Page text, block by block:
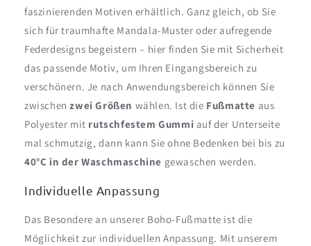
faszinierenden Motiven erhältlich. Ganz gleich, ob Sie
sich für traumhafte Mandala-Muster oder aufregende
Federdesigns begeistern – hier finden Sie mit Sicherheit
das passende Motiv, um Ihren Eingangsbereich zu
verschönern. Je nach Anwendungsbereich können Sie
zwischen zwei Größen wählen. Ist die Fußmatte aus
Polyester mit rutschfestem Gummi auf der Unterseite
mal schmutzig, dann kann Sie ohne Bedenken bei bis zu
40°C in der Waschmaschine gewaschen werden.
Individuelle Anpassung
Das Besondere an unserer Boho-Fußmatte ist die
Möglichkeit zur individuellen Anpassung. Mit unserem